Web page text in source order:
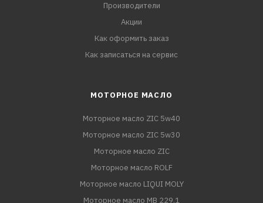
Производители
Акции
Как оформить заказ
Как записаться на сервис
МОТОРНОЕ МАСЛО
Моторное масло ZIC 5w40
Моторное масло ZIC 5w30
Моторное масло ZIC
Моторное масло ROLF
Моторное масло LIQUI MOLY
Моторное масло MB 229.1